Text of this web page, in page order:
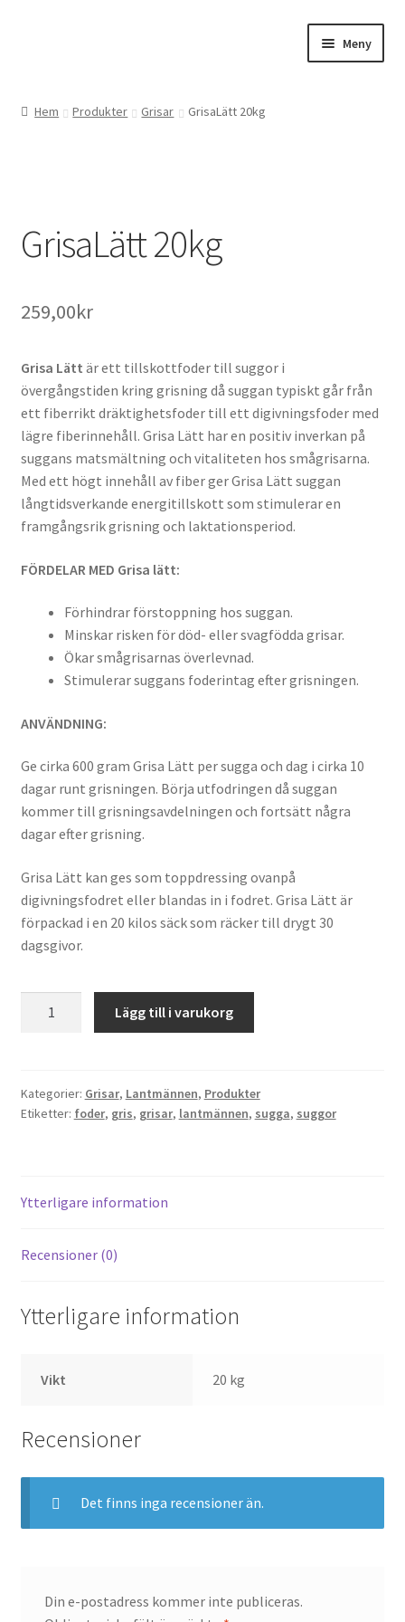
Meny
Kontakta oss
Hem Produkter Grisar GrisaLätt 20kg
GrisaLätt 20kg
259,00kr
Grisa Lätt är ett tillskottfoder till suggor i
övergångstiden kring grisning då suggan typiskt går från
ett fiberrikt dräktighetsfoder till ett digivningsfoder med
lägre fiberinnehåll. Grisa Lätt har en positiv inverkan på
suggans matsmältning och vitaliteten hos smågrisarna.
Med ett högt innehåll av fiber ger Grisa Lätt suggan
långtidsverkande energitillskott som stimulerar en
framgångsrik grisning och laktationsperiod.
FÖRDELAR MED Grisa lätt:
Förhindrar förstoppning hos suggan.
Minskar risken för död- eller svagfödda grisar.
Ökar smågrisarnas överlevnad.
Stimulerar suggans foderintag efter grisningen.
ANVÄNDNING:
Ge cirka 600 gram Grisa Lätt per sugga och dag i cirka 10
dagar runt grisningen. Börja utfodringen då suggan
kommer till grisningsavdelningen och fortsätt några
dagar efter grisning.
Grisa Lätt kan ges som toppdressing ovanpå
digivningsfodret eller blandas in i fodret. Grisa Lätt är
förpackad i en 20 kilos säck som räcker till drygt 30
dagsgivor.
Lägg till i varukorg
Kategorier: Grisar, Lantmännen, Produkter
Etiketter: foder, gris, grisar, lantmännen, sugga, suggor
Ytterligare information
Recensioner (0)
Ytterligare information
Vikt 20 kg
Recensioner
Det finns inga recensioner än.
Din e-postadress kommer inte publiceras.